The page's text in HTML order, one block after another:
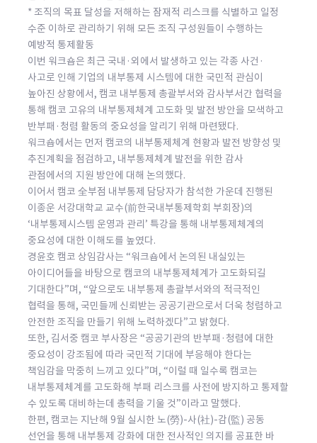
* 조직의 목표 달성을 저해하는 잠재적 리스크를 식별하고 일정
수준 이하로 관리하기 위해 모든 조직 구성원들이 수행하는
예방적 통제활동
이번 워크숍은 최근 국내·외에서 발생하고 있는 각종 사건·
사고로 인해 기업의 내부통제 시스템에 대한 국민적 관심이
높아진 상황에서, 캠코 내부통제 총괄부서와 감사부서간 협력을
통해 캠코 고유의 내부통제체계 고도화 및 발전 방안을 모색하고
반부패·청렴 활동의 중요성을 알리기 위해 마련됐다.
워크숍에서는 먼저 캠코의 내부통제체계 현황과 발전 방향성 및
추진계획을 점검하고, 내부통제체계 발전을 위한 감사
관점에서의 지원 방안에 대해 논의했다.
이어서 캠코 全부점 내부통제 담당자가 참석한 가운데 진행된
이종운 서강대학교 교수(前한국내부통제학회 부회장)의
‘내부통제시스템 운영과 관리’ 특강을 통해 내부통제체계의
중요성에 대한 이해도를 높였다.
경윤호 캠코 상임감사는 “워크숍에서 논의된 내실있는
아이디어들을 바탕으로 캠코의 내부통제체계가 고도화되길
기대한다”며, “앞으로도 내부통제 총괄부서와의 적극적인
협력을 통해, 국민들께 신뢰받는 공공기관으로서 더욱 청렴하고
안전한 조직을 만들기 위해 노력하겠다”고 밝혔다.
또한, 김서중 캠코 부사장은 “공공기관의 반부패·청렴에 대한
중요성이 강조됨에 따라 국민적 기대에 부응해야 한다는
책임감을 막중히 느끼고 있다”며, “이럴 때 일수록 캠코는
내부통제체계를 고도화해 부패 리스크를 사전에 방지하고 통제할
수 있도록 대비하는데 총력을 기울 것”이라고 말했다.
한편, 캠코는 지난해 9월 실시한 노(勞)-사(社)-감(監) 공동
선언을 통해 내부통제 강화에 대한 전사적인 의지를 공표한 바